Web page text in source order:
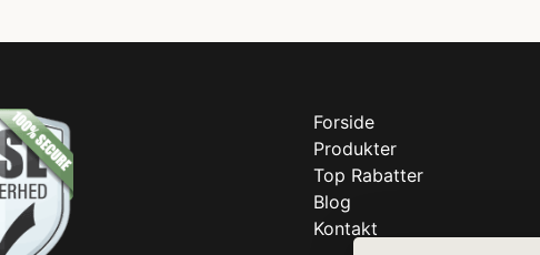
Forside
Produkter
Top Rabatter
Blog
Kontakt